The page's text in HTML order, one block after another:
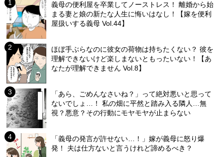
義母の便利屋を卒業してノーストレス！ 離婚から始
まる妻と娘の新たな人生に悔いはなし！【嫁を便利
屋扱いする義母 Vol.44】
ほぼ手ぶらなのに彼女の荷物は持ちたくない？ 彼を
理解できないけど楽しまないともったいない！【あ
なたが理解できません Vol.8】
「あら、ごめんなさいね？」って絶対悪いと思って
ないでしょ…！ 私の畑に平然と踏み入る隣人…無
視？悪意？その行動にモヤモヤが止まらない
「義母の発言が許せない…！」嫁が義母に怒り爆
発！ 夫は仕方ないと言うけれど諦めるべき？